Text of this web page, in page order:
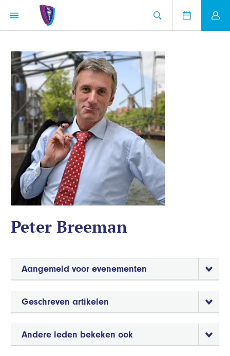
Peter Breeman
Aangemeld voor evenementen
Geschreven artikelen
Andere leden bekeken ook